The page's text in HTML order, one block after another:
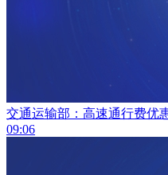
交通运输部：高速通行费优
09:06